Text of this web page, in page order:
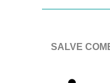
SALVE